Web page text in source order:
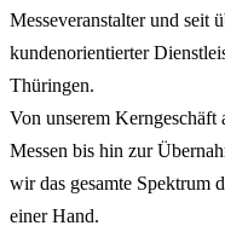
Messeveranstalter und seit
kundenorientierter
Thüringen.
Von unserem Kerngeschäft
Messen bis hin zur
wir das gesamte Spektrum
einer Hand.